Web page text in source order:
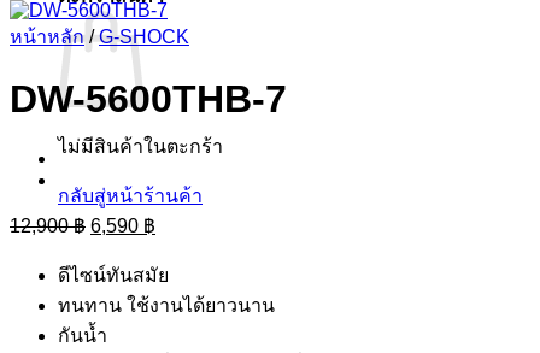
ไม่มีสินค้าในตะกร้า
กลับสู่หน้าร้านค้า
หน้าหลัก / G-SHOCK
DW-5600THB-7
12,900฿ Original
price
was:
12,900 ฿.
6,590 ฿
price
is:
ดีไซน์ทันสมัย
ทนทาน ใช้งานได้ยาวนาน
กันน้ำ